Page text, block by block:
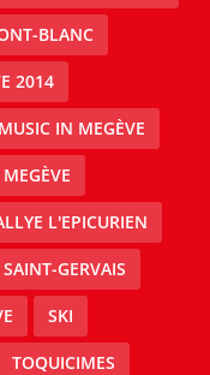
BLANC
2014
MUSIC IN MEGÈVE
L'EPICURIEN
SAINT-GERVAIS
SKI
TOQUICIMES